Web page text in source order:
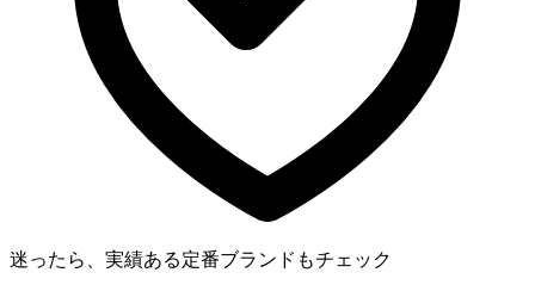
迷ったら、実績ある定番ブランドもチェック